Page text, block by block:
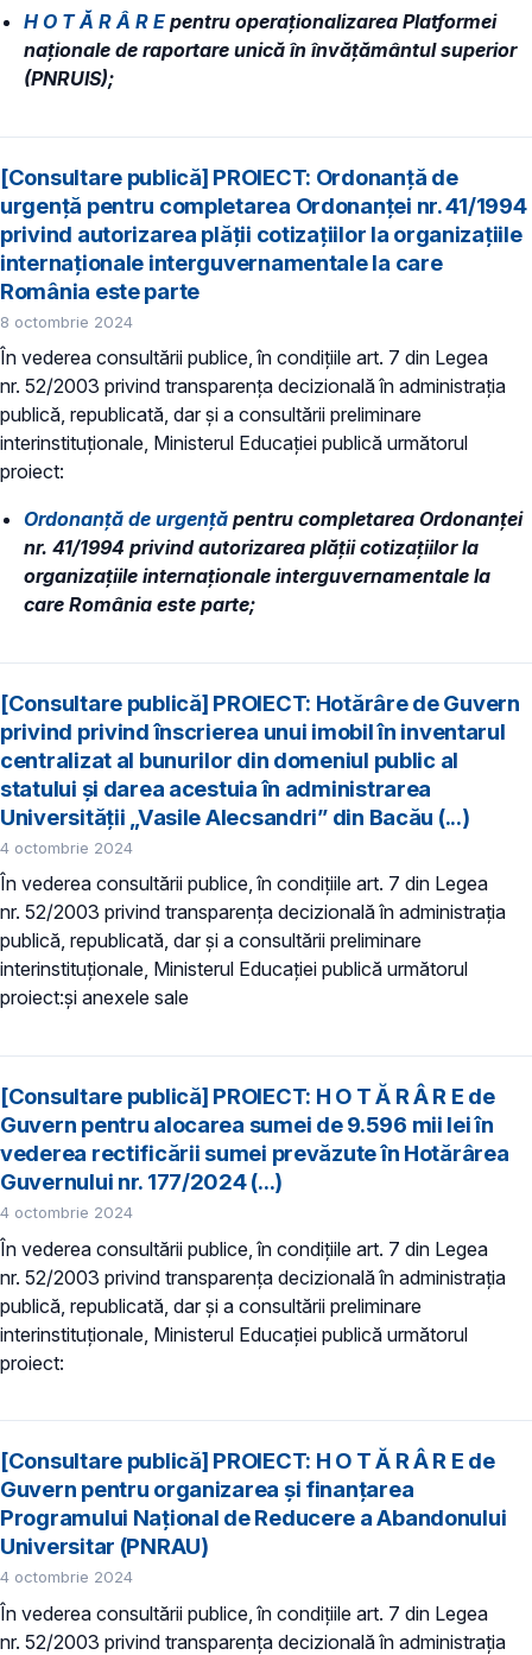
H O T Ă R Â R E pentru operaționalizarea Platformei
naționale de raportare unică în învățământul superior
(PNRUIS);
[Consultare publică] PROIECT: Ordonanță de
urgență pentru completarea Ordonanței nr. 41/1994
privind autorizarea plății cotizațiilor la organizațiile
internaționale interguvernamentale la care
România este parte
8 octombrie 2024
În vederea consultării publice, în condiţiile art. 7 din Legea
nr. 52/2003 privind transparenţa decizională în administraţia
publică, republicată, dar și a consultării preliminare
interinstituționale, Ministerul Educaţiei publică următorul
proiect:
Ordonanță de urgență pentru completarea Ordonanței
nr. 41/1994 privind autorizarea plății cotizațiilor la
organizațiile internaționale interguvernamentale la
care România este parte;
[Consultare publică] PROIECT: Hotărâre de Guvern
privind privind înscrierea unui imobil în inventarul
centralizat al bunurilor din domeniul public al
statului și darea acestuia în administrarea
Universității „Vasile Alecsandri” din Bacău (...)
4 octombrie 2024
În vederea consultării publice, în condiţiile art. 7 din Legea
nr. 52/2003 privind transparenţa decizională în administraţia
publică, republicată, dar și a consultării preliminare
interinstituționale, Ministerul Educaţiei publică următorul
proiect:și anexele sale
[Consultare publică] PROIECT: H O T Ă R Â R E​ de
Guvern pentru alocarea sumei de 9.596 mii lei în
vederea rectificării sumei prevăzute în Hotărârea
Guvernului nr. 177/2024 (...)
4 octombrie 2024
În vederea consultării publice, în condiţiile art. 7 din Legea
nr. 52/2003 privind transparenţa decizională în administraţia
publică, republicată, dar și a consultării preliminare
interinstituționale, Ministerul Educaţiei publică următorul
proiect:
[Consultare publică] PROIECT: H O T Ă R Â R E de
Guvern pentru organizarea și finanțarea
Programului Național de Reducere a Abandonului
Universitar (PNRAU)
4 octombrie 2024
În vederea consultării publice, în condiţiile art. 7 din Legea
nr. 52/2003 privind transparenţa decizională în administraţia